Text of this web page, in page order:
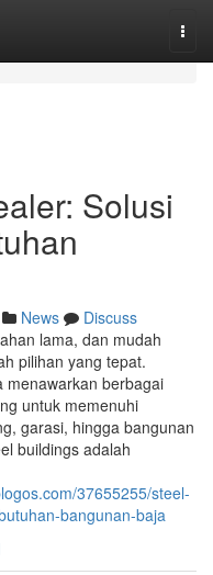
Solusi
News
Discuss
lama, dan mudah
pilihan yang tepat.
menawarkan berbagai
untuk memenuhi
garasi, hingga bangunan
buildings adalah
37655255/steel-
bangunan-baja